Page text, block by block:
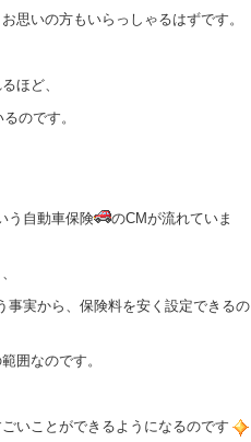
思いの方もいらっしゃるはずです。
ほど、
のです。
う自動車保険
のCMが流れていま
事実から、保険料を安く設定できるの
囲なのです。
いことができるようになるのです